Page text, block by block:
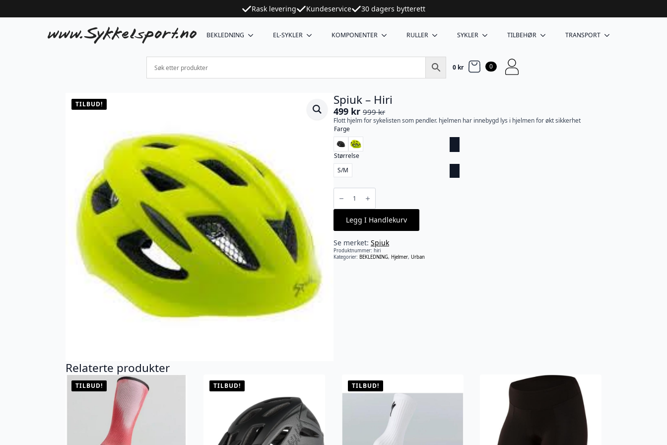
Rask levering Kundeservice 30 dagers bytterett
BEKLEDNING EL-SYKLER KOMPONENTER RULLER SYKLER TILBEHØR TRANSPORT
0 kr 0
TILBUD! Spiuk – Hiri
999kr
Opprinnelig
pris
var:
999 kr.
499 kr
Nåværende
pris
er:
499 kr.
Flott hjelm for sykelisten som pendler. hjelmen har innebygd lys i hjelmen for økt sikkerhet
Farge
Størrelse
S/M
Spiuk
Hiri
antall
Legg I Handlekurv
Se merket: Spiuk
Produktnummer: hiri
Kategorier: BEKLEDNING, Hjelmer, Urban
Relaterte produkter
TILBUD! TILBUD! TILBUD!